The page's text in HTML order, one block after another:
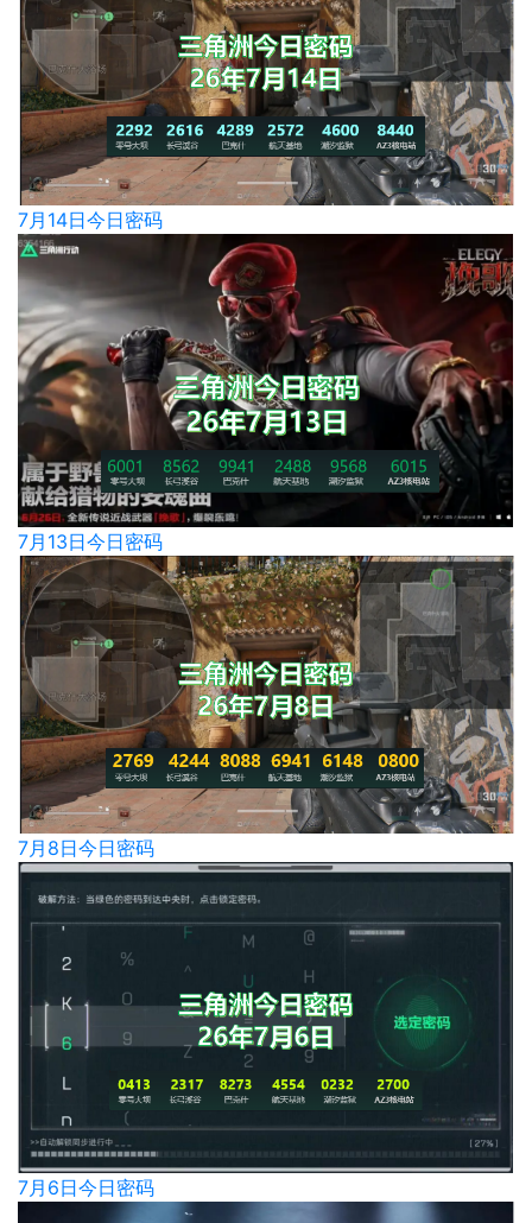
7月14日今日密码
7月13日今日密码
7月8日今日密码
7月6日今日密码